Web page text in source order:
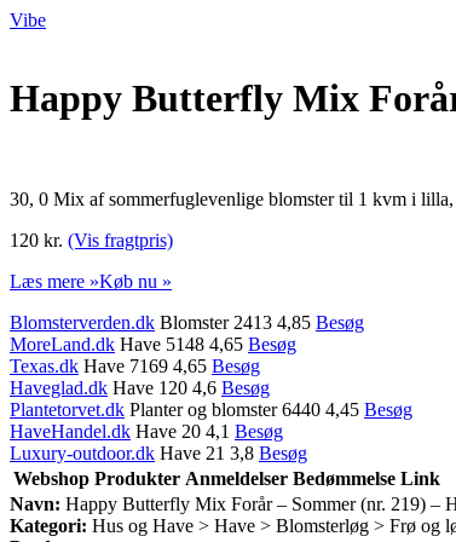
Vibe
Happy Butterfly Mix
30, 0 Mix af sommerfuglevenlige blomster til 1 kvm i
120 kr. (Vis fragtpris)
Læs mere »Køb nu »
Blomsterverden.dk Blomster 2413 4,85 Besøg
MoreLand.dk Have 5148 4,65 Besøg
Texas.dk Have 7169 4,65 Besøg
Haveglad.dk Have 120 4,6 Besøg
Plantetorvet.dk Planter og blomster 6440 4,45 Besøg
HaveHandel.dk Have 20 4,1 Besøg
Luxury-outdoor.dk Have 21 3,8 Besøg
Webshop Produkter Anmeldelser Bedømmelse Link
Navn: Happy Butterfly Mix Forår – Sommer (nr. 219) –
Kategori: Hus og Have > Have > Blomsterløg > Frø og